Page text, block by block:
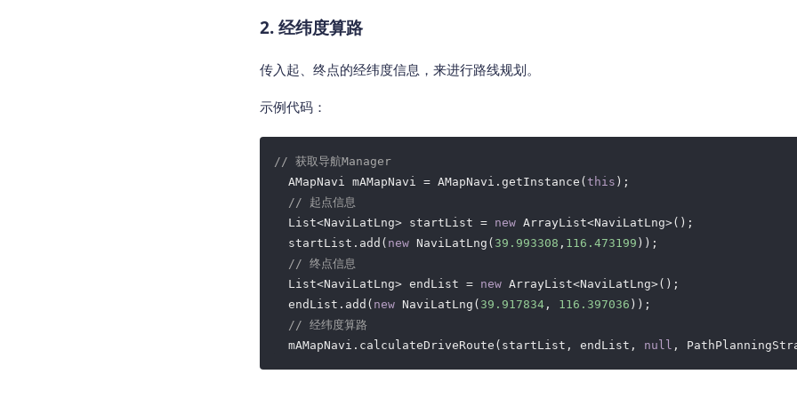
2. 经纬度算路
传入起、终点的经纬度信息，来进行路线规划。
示例代码：
// 获取导航Manager
  AMapNavi mAMapNavi = AMapNavi.getInstance(
this );
// 起点信息
  List<NaviLatLng> startList =
new ArrayList<NaviLatLng>();
  startList.add(
new NaviLatLng( 39.993308 , 116.473199 ));
// 终点信息
  List<NaviLatLng> endList =
new ArrayList<NaviLatLng>();
  endList.add(
new NaviLatLng( 39.917834 , 116.397036 ));
// 经纬度算路
  mAMapNavi.calculateDriveRoute(startList, endList,
null